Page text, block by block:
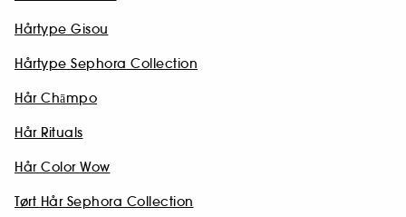
Hårtype Gisou
Hårtype Sephora Collection
Hår Chāmpo
Hår Rituals
Hår Color Wow
Tørt Hår Sephora Collection